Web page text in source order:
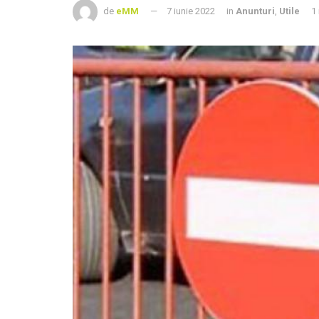
de eMM 7 iunie 2022 in Anunturi, Utile 1